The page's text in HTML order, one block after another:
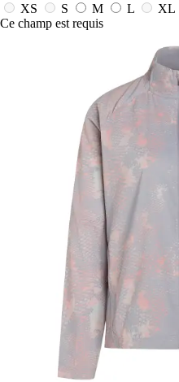
XS
S M L XL
Ce champ est requis